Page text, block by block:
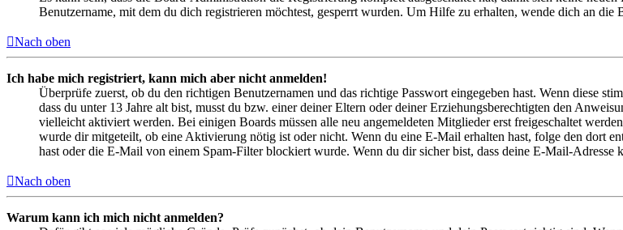
Benutzername, mit dem du dich registrieren möchtest, gesperrt wurden. Um Hilfe zu erhalten, wende dich an die
Nach oben
Ich habe mich registriert, kann mich aber nicht anmelden!
Überprüfe zuerst, ob du den richtigen Benutzernamen und das richtige Passwort eingegeben hast. Wenn diese
dass du unter 13 Jahre alt bist, musst du bzw. einer deiner Eltern oder deiner Erziehungsberechtigten den
vielleicht aktiviert werden. Bei einigen Boards müssen alle neu angemeldeten Mitglieder erst freigeschaltet
wurde dir mitgeteilt, ob eine Aktivierung nötig ist oder nicht. Wenn du eine E-Mail erhalten hast, folge den dort
hast oder die E-Mail von einem Spam-Filter blockiert wurde. Wenn du dir sicher bist, dass deine E-Mail-Adresse
Nach oben
Warum kann ich mich nicht anmelden?